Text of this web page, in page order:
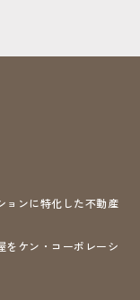
ョンに特化した不動産
をケン・コーポレーシ